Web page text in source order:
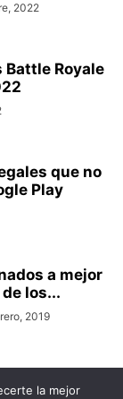
2022
Battle Royale
que no
Play
a mejor
los...
2019
la mejor